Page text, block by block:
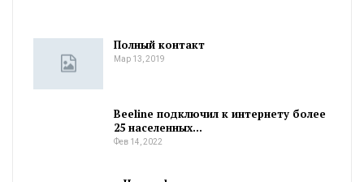
Полный контакт
Мар 13, 2019
Beeline подключил к интернету более
25 населенных…
Фев 14, 2022